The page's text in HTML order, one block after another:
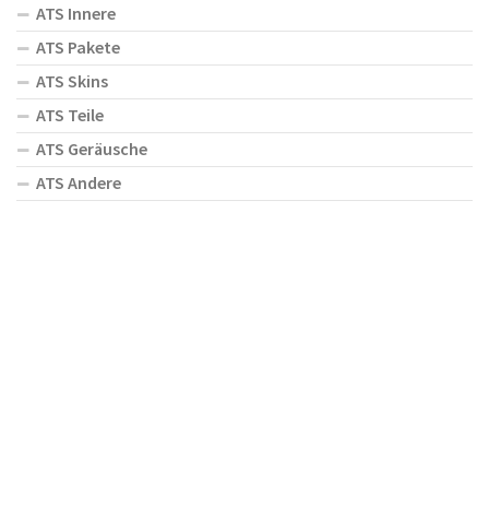
ATS Innere
ATS Pakete
ATS Skins
ATS Teile
ATS Geräusche
ATS Andere